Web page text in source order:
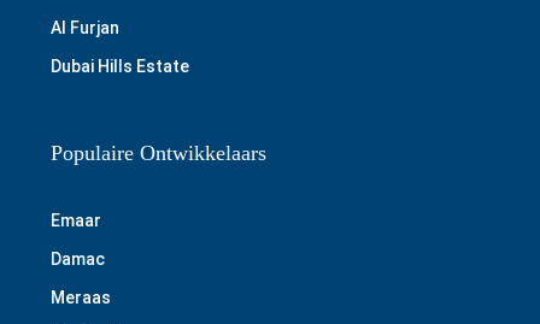
Al Furjan
Dubai Hills Estate
Populaire Ontwikkelaars
Emaar
Damac
Meraas